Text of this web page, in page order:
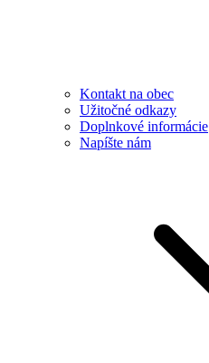
Kontakt na obec
Užitočné odkazy
Doplnkové informácie
Napíšte nám